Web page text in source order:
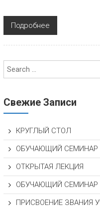
Подробнее
Свежие Записи
КРУГЛЫЙ СТОЛ
ОБУЧАЮЩИЙ СЕМИНАР
ОТКРЫТАЯ ЛЕКЦИЯ
ОБУЧАЮЩИЙ СЕМИНАР
ПРИСВОЕНИЕ ЗВАНИЯ